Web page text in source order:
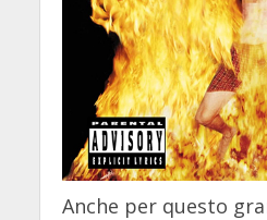
Anche per questo